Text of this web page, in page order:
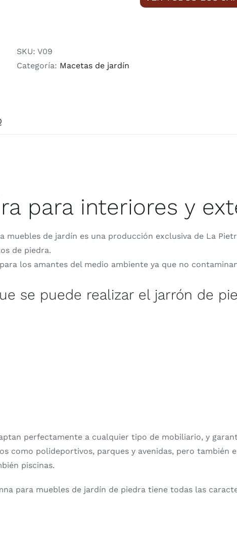
SKU: V09
Categoría: Macetas de jardín
para interiores y
de jardín es una producción exclusiva de La
de piedra.
los amantes del medio ambiente ya que no
se puede realizar el jarrón de
perfectamente a cualquier tipo de mobiliario, y
como polideportivos, parques y avenidas, pero también
piscinas.
para muebles de jardín de piedra tiene todas las